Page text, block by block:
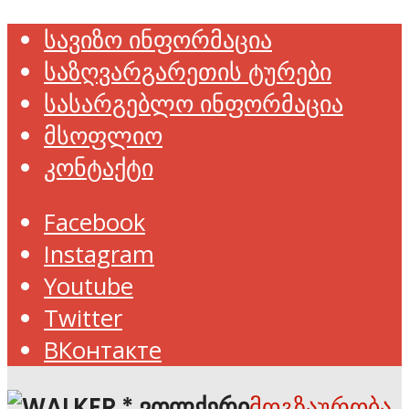
სავიზო ინფორმაცია
საზღვარგარეთის ტურები
სასარგებლო ინფორმაცია
მსოფლიო
კონტაქტი
Facebook
Instagram
Youtube
Twitter
ВКонтакте